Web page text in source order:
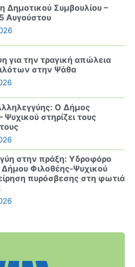
Δημοτικού Συμβουλίου –
Αυγούστου
για την τραγική απώλεια
στην Ψάθα
Ο Δήμος
Ψυχικού στηρίζει τους
στην πράξη: Υδροφόρο
Φιλοθέης-Ψυχικού
πυρόσβεσης στη φωτιά